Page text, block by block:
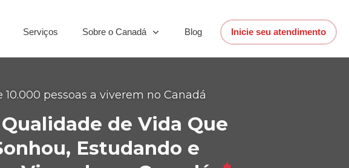
Serviços Sobre o Canadá Blog Inicie seu atendimento
pessoas a viverem no Canadá
de Vida Que
Estudando e